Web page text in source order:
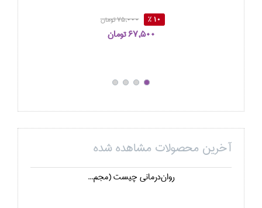
10 % 75,000 تومان
67,500 تومان
آخرین محصولات مشاهده شده
روان‌درماني چيست (مجم...